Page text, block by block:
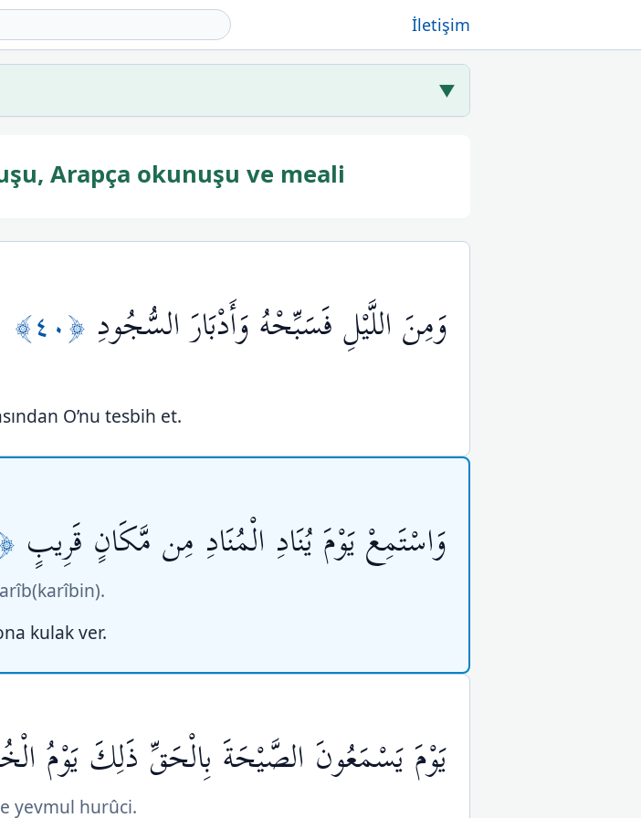
İletişim
▼
Arapça okunuşu ve meali
وَمِنَ اللَّيْلِ فَسَبِّحْهُ وَأَدْبَارَ السُّجُودِ ﴿٤٠﴾
O’nu tesbih et.
وَاسْتَمِعْ يَوْمَ يُنَادِ الْمُنَادِ مِن مَّكَانٍ قَرِيبٍ
kulak ver.
يَوْمَ يَسْمَعُونَ الصَّيْحَةَ بِالْحَقِّ ذَلِكَ يَوْمُ
yevmul hurûci.